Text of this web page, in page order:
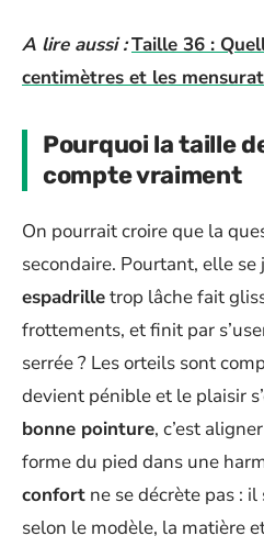
A lire aussi :Taille 36 :
centimètres et les
Pourquoi la taille
compte vraiment
On pourrait croire que la
secondaire. Pourtant, elle se
espadrilletrop lâche fait
frottements, et finit par
serrée ? Les orteils sont
devient pénible et le plaisir
bonne pointure, c’est
forme du pied dans une
confort ne se décrète pas :
selon le modèle, la matière